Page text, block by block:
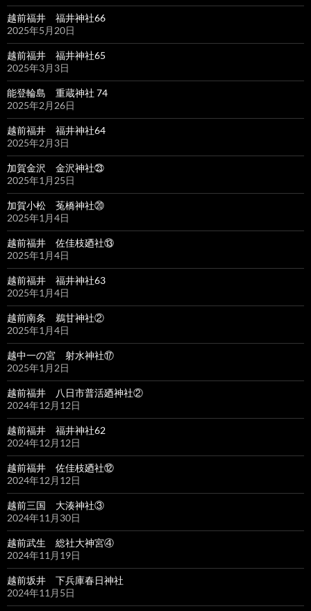
越前福井 福井神社66
2025年5月20日
越前福井 福井神社65
2025年3月3日
能登輪島 重蔵神社 74
2025年2月26日
越前福井 福井神社64
2025年2月3日
加賀金沢 金沢神社㉓
2025年1月25日
加賀小松 菟橋神社⑳
2025年1月4日
越前福井 佐佳枝廼社⑬
2025年1月4日
越前福井 福井神社63
2025年1月4日
越前南条 鵜甘神社②
2025年1月4日
越中一の宮 射水神社⑰
2025年1月2日
越前福井 八日市普活廼神社②
2024年12月12日
越前福井 福井神社62
2024年12月12日
越前福井 佐佳枝廼社⑫
2024年12月12日
越前三国 大湊神社③
2024年11月30日
越前武生 総社大神宮④
2024年11月19日
越前坂井 下兵庫春日神社
2024年11月5日